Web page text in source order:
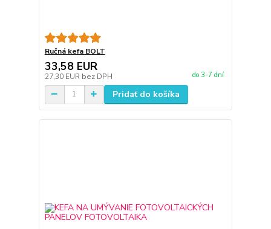
Ručná kefa BOLT
33,58 EUR
27,30 EUR bez DPH do 3-7 dní
Pridať do košíka